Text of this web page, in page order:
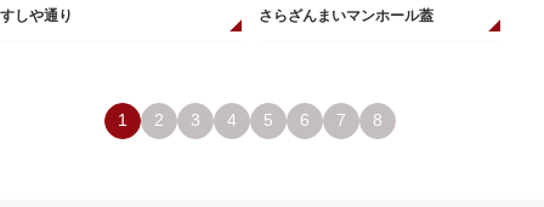
すしや通り さらざんまいマンホール蓋
1 2 3 4 5 6 7 8